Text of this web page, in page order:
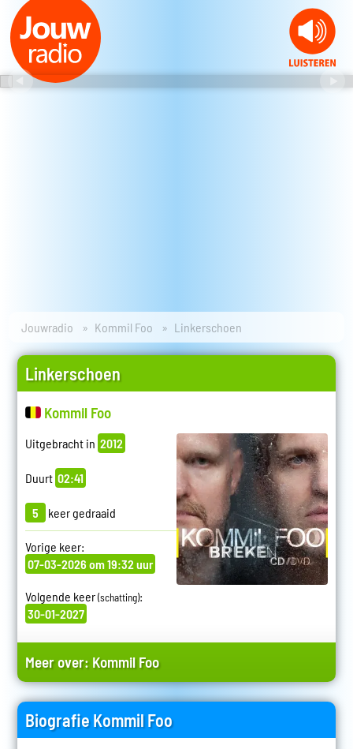
Jouwradio Kommil Foo Linkerschoen
Linkerschoen
Kommil Foo
Uitgebracht in 2012
Duurt 02:41
5 keer gedraaid
Vorige keer:
07-03-2026 om 19:32 uur
Volgende keer(schatting):
30-01-2027
Meer over: Kommil Foo
Biografie Kommil Foo